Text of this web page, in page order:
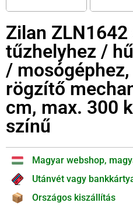
Zilan
tűzhelyhez /
/
rögzítő
cm, max. 300
színű
Magyar webshop,
Utánvét vagy
Országos kiszállítás